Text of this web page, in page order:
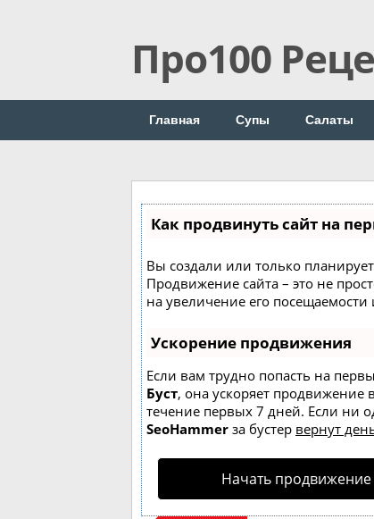
Про100
Главная Супы Салаты
Как продвинуть сайт на
Вы создали или только
Продвижение сайта – это не
на увеличение его
Ускорение продвижения
Если вам трудно попасть на
Буст, она ускоряет продвижение
течение первых 7 дней. Если ни
SeoHammer за бустер вернут
Начать продвижение